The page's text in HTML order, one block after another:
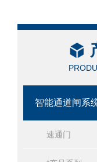
智能通道闸系
速通门